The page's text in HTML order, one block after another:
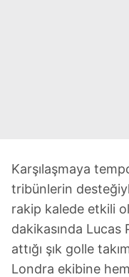
Karşılaşmaya
tribünlerin
rakip kalede etkili
dakikasında Lucas
attığı şık golle
Londra ekibine